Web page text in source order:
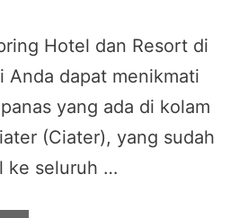
Hotel dan Resort di
Anda dapat menikmati
yang ada di kolam
(Ciater), yang sudah
ke seluruh …